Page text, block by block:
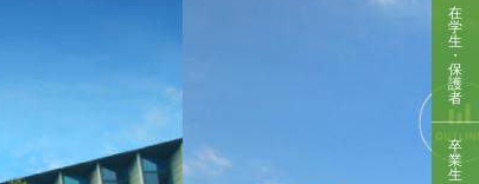
在
学
生
・
保
護
者
卒
業
生